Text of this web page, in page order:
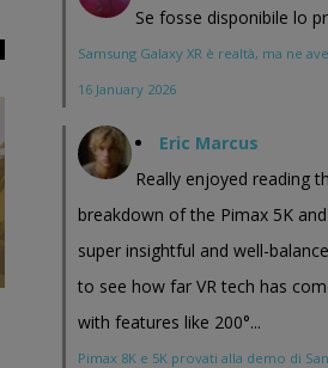
Se fosse disponibile lo
Samsung Galaxy XR è realtà, ma ne
16 January 2026
Eric Marcus
Really enjoyed reading
breakdown of the Pimax 5K
super insightful and well-
to see how far VR tech has
with features like 200°...
Pimax 8K e 5K provati alla demo di